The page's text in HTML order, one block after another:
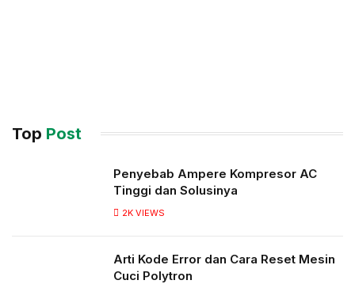
Top Post
Penyebab Ampere Kompresor AC
Tinggi dan Solusinya
2K VIEWS
Arti Kode Error dan Cara Reset Mesin
Cuci Polytron